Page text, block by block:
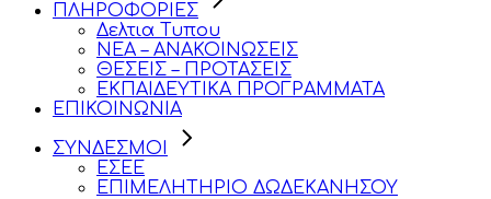
ΠΛΗΡΟΦΟΡΙΕΣ
Δελτια Τυπου
ΝΕΑ – ΑΝΑΚΟΙΝΩΣΕΙΣ
ΘΕΣΕΙΣ – ΠΡΟΤΑΣΕΙΣ
ΕΚΠΑΙΔΕΥΤΙΚΑ ΠΡΟΓΡΑΜΜΑΤΑ
ΕΠΙΚΟΙΝΩΝΙΑ
ΣΥΝΔΕΣΜΟΙ
ΕΣΕΕ
ΕΠΙΜΕΛΗΤΗΡΙΟ ΔΩΔΕΚΑΝΗΣΟΥ